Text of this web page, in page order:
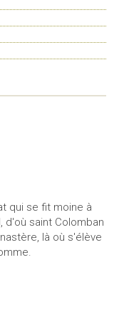
qui se fit moine à
d'où saint Colomban
là où s'élève